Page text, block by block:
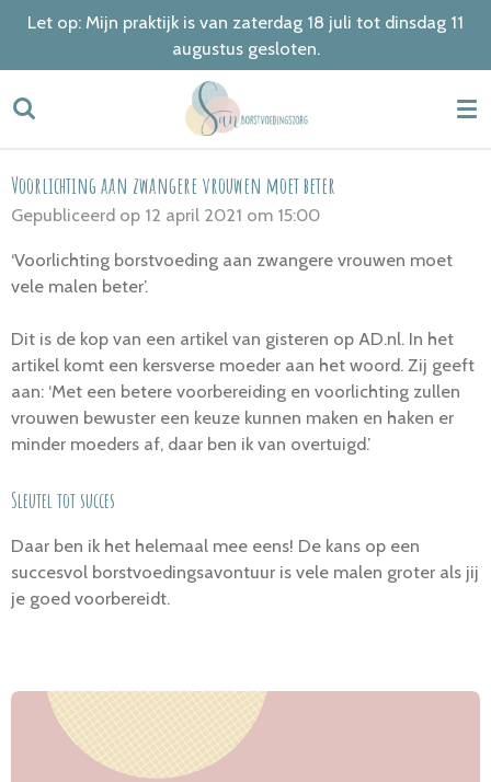
Ga
naar
de
Let op: Mijn praktijk is van zaterdag 18 juli tot dinsdag 11
augustus gesloten.
Voorlichting aan zwangere vrouwen moet beter
Gepubliceerd op 12 april 2021 om 15:00
‘Voorlichting borstvoeding aan zwangere vrouwen moet
vele malen beter’.
Dit is de kop van een artikel van gisteren op AD.nl. In het
artikel komt een kersverse moeder aan het woord. Zij geeft
aan: ‘Met een betere voorbereiding en voorlichting zullen
vrouwen bewuster een keuze kunnen maken en haken er
minder moeders af, daar ben ik van overtuigd.’
Sleutel tot succes
Daar ben ik het helemaal mee eens! De kans op een
succesvol borstvoedingsavontuur is vele malen groter als jij
je goed voorbereidt.